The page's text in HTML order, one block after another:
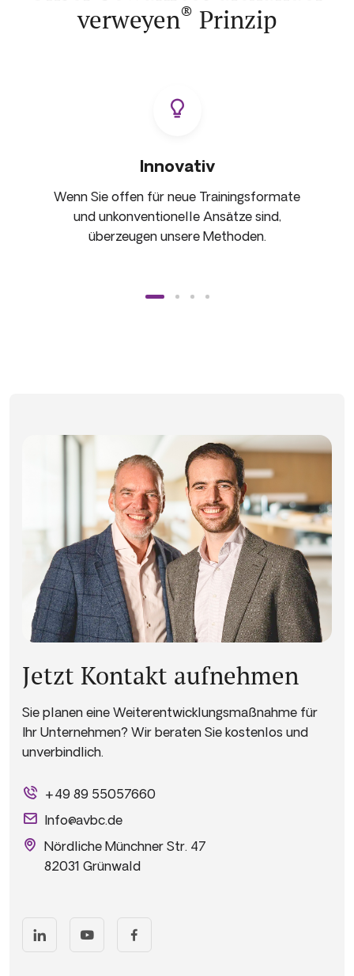
verweyen® Prinzip
Innovativ
Wenn Sie offen für neue Trainingsformate
und unkonventionelle Ansätze sind,
überzeugen unsere Methoden.
Jetzt Kontakt aufnehmen
Sie planen eine Weiterentwicklungsmaßnahme für
Ihr Unternehmen? Wir beraten Sie kostenlos und
unverbindlich.
+49 89 55057660
Info@avbc.de
Nördliche Münchner Str. 47
82031 Grünwald